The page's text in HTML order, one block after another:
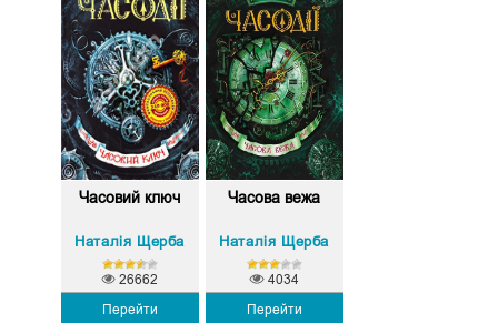
Часовий ключ
Наталія Щерба
Перейти
26662
Часова вежа
Наталія Щерба
Перейти
4034